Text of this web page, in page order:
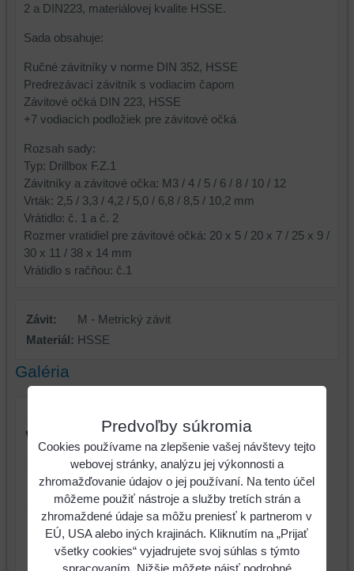
2 a DIN223, materiálovej kvalite HSSE.
Sada obsahuje:
Ručné závitníky v norme DIN 352, HSSE
Predrezávací závitník s vodiacim čapom
Závitové očká DIN 223, HSSE
+7 vodiacich podložiek pre závitové očká
Rozsah sady:
Typ: Drillbox F.Z.1
Závitníky a závitové očka: M3 / 4 / 5 / 6 / 8 / 10 / 12
Vrták: 2,5 / 3,3 / 4,2 / 5,0 / 6,8 / 8,5 / 10,2 mm
Vrátidlo: č. 1 a č. 2
Rozmer vratidiel pre závitové očká: 20 x 5 / 20 x 7 / 25 x 9 /
30 x 11 / 38 x 14 mm
Vrátidlo s račňou: č.1
Závit:
M - Metrický závit
Materiál: HSSE
Galéria
Predvoľby súkromia
Cookies používame na zlepšenie vašej návštevy tejto
webovej stránky, analýzu jej výkonnosti a
zhromažďovanie údajov o jej používaní. Na tento účel
môžeme použiť nástroje a služby tretích strán a
zhromaždené údaje sa môžu preniesť k partnerom v
EÚ, USA alebo iných krajinách. Kliknutím na „Prijať
všetky cookies“ vyjadrujete svoj súhlas s týmto
spracovaním. Nižšie môžete nájsť podrobné